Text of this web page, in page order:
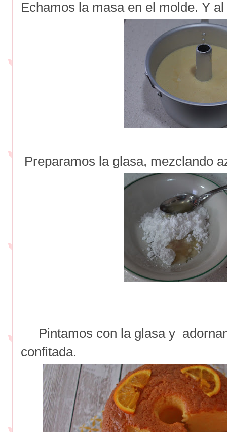
Echamos la masa en el molde. Y
Preparamos la glasa, mezclando
Pintamos con la glasa y
confitada.